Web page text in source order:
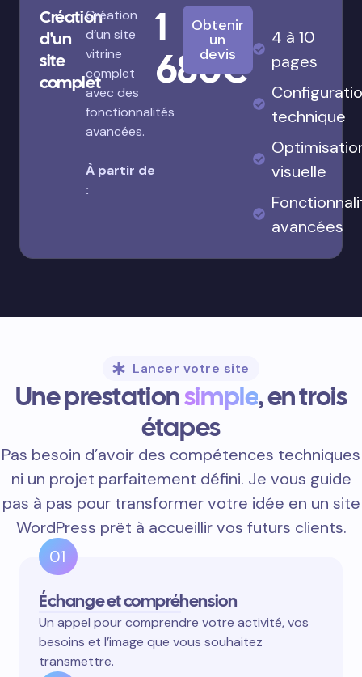
Création
d'un
site
complet
Création
d’un site
vitrine
complet
avec des
fonctionnalités
avancées.
À partir de
:
1
680€
Obtenir
un
devis
4 à 10
pages
technique
visuelle
avancées
Lancer votre site
Une prestationsimple, en trois
étapes
Pas besoin d’avoir des compétences techniques
ni un projet parfaitement défini. Je vous guide
pas à pas pour transformer votre idée en un site
WordPress prêt à accueillir vos futurs clients.
01
Échange et compréhension
Un appel pour comprendre votre activité, vos
besoins et l’image que vous souhaitez
transmettre.